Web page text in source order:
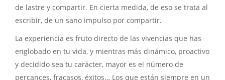
de lastre y compartir. En cierta medida, de eso se trata al
escribir, de un sano impulso por compartir.
La experiencia es fruto directo de las vivencias que has
englobado en tu vida, y mientras más dinámico, proactivo
y decidido sea tu carácter, mayor es el número de
percances, fracasos, éxitos… Los que están siempre en un